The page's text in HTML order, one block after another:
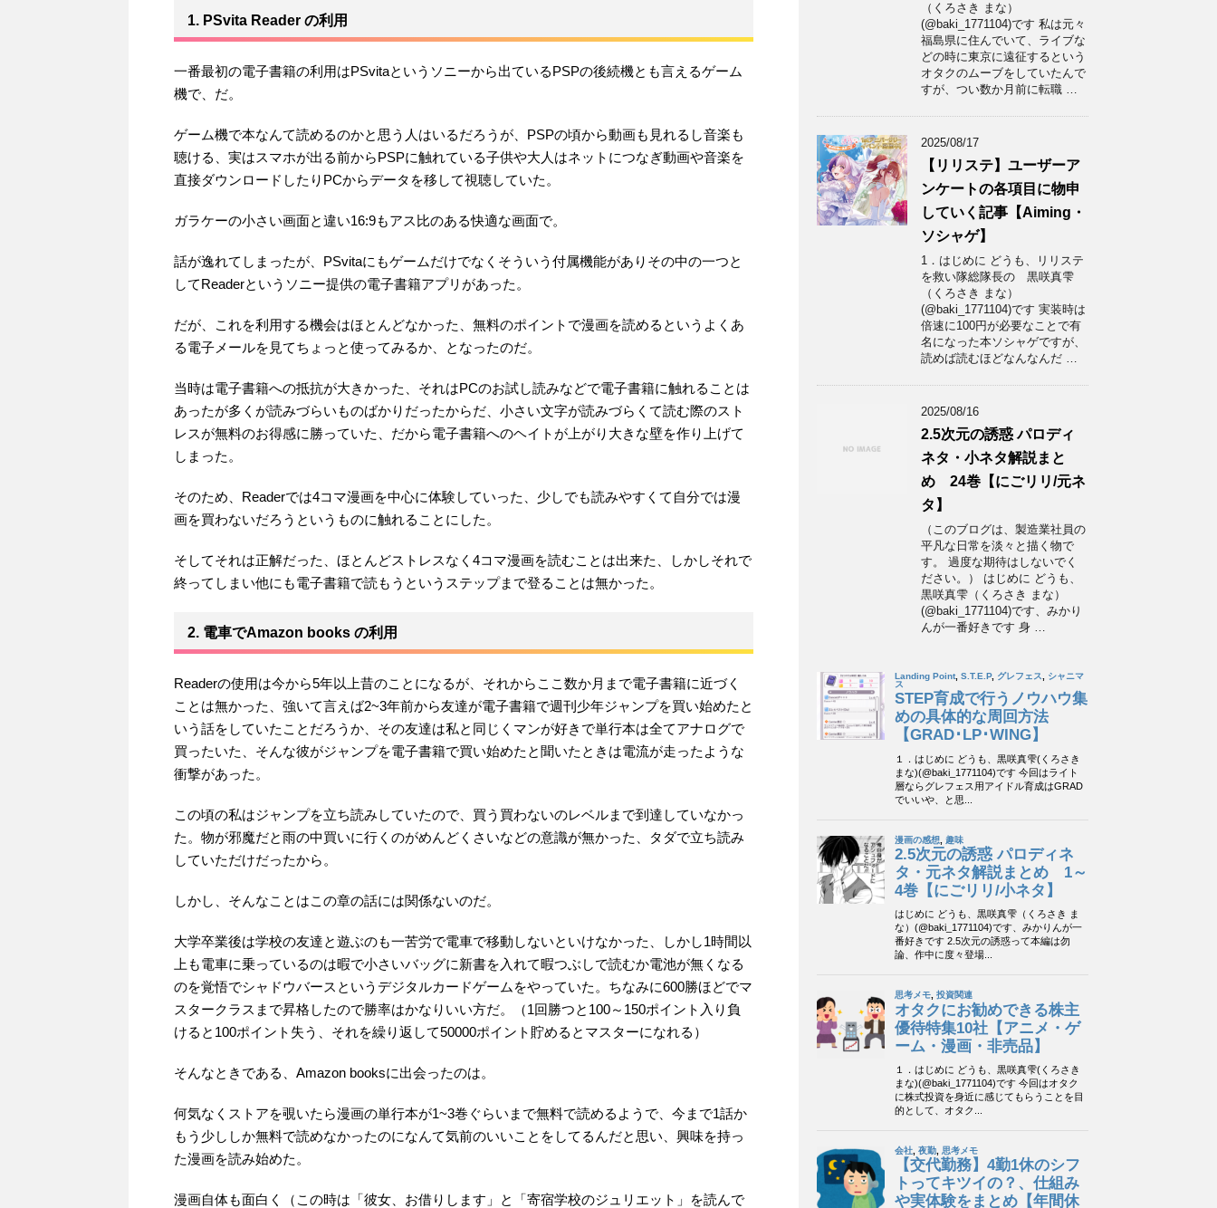
1. PSvita Reader の利用
一番最初の電子書籍の利用はPSvitaというソニーから出ているPSPの後続機とも言えるゲーム
機で、だ。
ゲーム機で本なんて読めるのかと思う人はいるだろうが、PSPの頃から動画も見れるし音楽も
聴ける、実はスマホが出る前からPSPに触れている子供や大人はネットにつなぎ動画や音楽を
直接ダウンロードしたりPCからデータを移して視聴していた。
ガラケーの小さい画面と違い16:9もアス比のある快適な画面で。
話が逸れてしまったが、PSvitaにもゲームだけでなくそういう付属機能がありその中の一つと
してReaderというソニー提供の電子書籍アプリがあった。
だが、これを利用する機会はほとんどなかった、無料のポイントで漫画を読めるというよくあ
る電子メールを見てちょっと使ってみるか、となったのだ。
当時は電子書籍への抵抗が大きかった、それはPCのお試し読みなどで電子書籍に触れることは
あったが多くが読みづらいものばかりだったからだ、小さい文字が読みづらくて読む際のスト
レスが無料のお得感に勝っていた、だから電子書籍へのヘイトが上がり大きな壁を作り上げて
しまった。
そのため、Readerでは4コマ漫画を中心に体験していった、少しでも読みやすくて自分では漫
画を買わないだろうというものに触れることにした。
そしてそれは正解だった、ほとんどストレスなく4コマ漫画を読むことは出来た、しかしそれで
終ってしまい他にも電子書籍で読もうというステップまで登ることは無かった。
2. 電車でAmazon books の利用
Readerの使用は今から5年以上昔のことになるが、それからここ数か月まで電子書籍に近づく
ことは無かった、強いて言えば2~3年前から友達が電子書籍で週刊少年ジャンプを買い始めたと
いう話をしていたことだろうか、その友達は私と同じくマンが好きで単行本は全てアナログで
買ったいた、そんな彼がジャンプを電子書籍で買い始めたと聞いたときは電流が走ったような
衝撃があった。
この頃の私はジャンプを立ち読みしていたので、買う買わないのレベルまで到達していなかっ
た。物が邪魔だと雨の中買いに行くのがめんどくさいなどの意識が無かった、タダで立ち読み
していただけだったから。
しかし、そんなことはこの章の話には関係ないのだ。
大学卒業後は学校の友達と遊ぶのも一苦労で電車で移動しないといけなかった、しかし1時間以
上も電車に乗っているのは暇で小さいバッグに新書を入れて暇つぶしで読むか電池が無くなる
のを覚悟でシャドウバースというデジタルカードゲームをやっていた。ちなみに600勝ほどでマ
スタークラスまで昇格したので勝率はかなりいい方だ。（1回勝つと100～150ポイント入り負
けると100ポイント失う、それを繰り返して50000ポイント貯めるとマスターになれる）
そんなときである、Amazon booksに出会ったのは。
何気なくストアを覗いたら漫画の単行本が1~3巻ぐらいまで無料で読めるようで、今まで1話か
もう少ししか無料で読めなかったのになんて気前のいいことをしてるんだと思い、興味を持っ
た漫画を読み始めた。
漫画自体も面白く（この時は「彼女、お借りします」と「寄宿学校のジュリエット」を読んで
（くろさき まな）
(@baki_1771104)です 私は元々
福島県に住んでいて、ライブな
どの時に東京に遠征するという
オタクのムーブをしていたんで
すが、つい数か月前に転職 …
2025/08/17
【リリステ】ユーザーア
ンケートの各項目に物申
していく記事【Aiming・
ソシャゲ】
1．はじめに どうも、リリステ
を救い隊総隊長の 黒咲真雫
（くろさき まな）
(@baki_1771104)です 実装時は
倍速に100円が必要なことで有
名になった本ソシャゲですが、
読めば読むほどなんなんだ …
2025/08/16
2.5次元の誘惑 パロディ
ネタ・小ネタ解説まと
め 24巻【にごリリ/元ネ
タ】
（このブログは、製造業社員の
平凡な日常を淡々と描く物で
す。 過度な期待はしないでく
ださい。） はじめに どうも、
黒咲真雫（くろさき まな）
(@baki_1771104)です、みかり
んが一番好きです 身 …